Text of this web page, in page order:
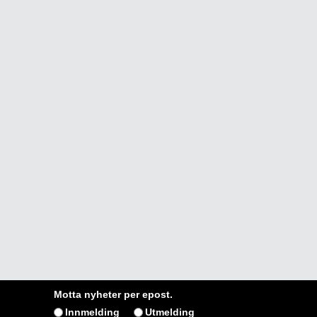
Motta nyheter per epost.
Innmelding
Utmelding